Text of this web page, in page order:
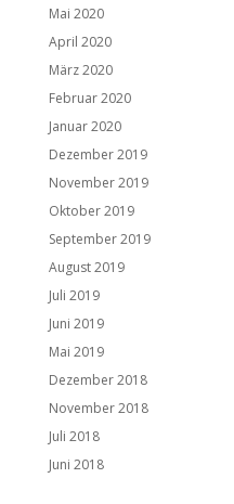
Mai 2020
April 2020
März 2020
Februar 2020
Januar 2020
Dezember 2019
November 2019
Oktober 2019
September 2019
August 2019
Juli 2019
Juni 2019
Mai 2019
Dezember 2018
November 2018
Juli 2018
Juni 2018